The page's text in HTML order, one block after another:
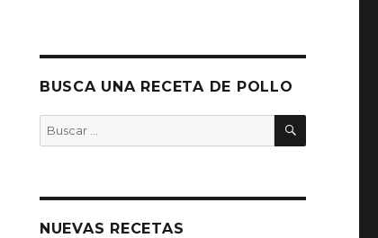
BUSCA UNA RECETA DE POLLO
Buscar
por:
BUSCAR
NUEVAS RECETAS